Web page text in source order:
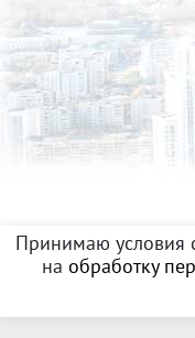
Принимаю условия
на обработку